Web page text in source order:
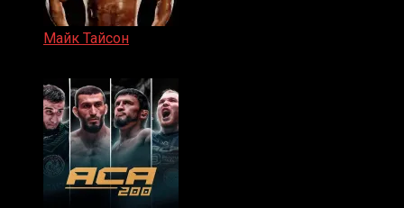
Майк Тайсон